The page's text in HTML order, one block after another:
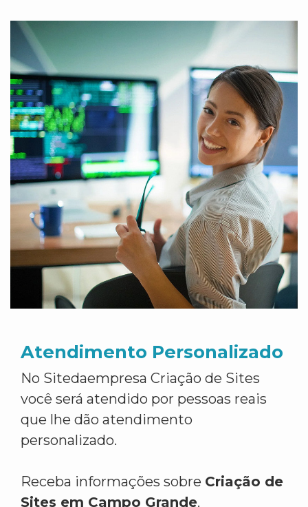
Atendimento Personalizado
No Sitedaempresa Criação de Sites
você será atendido por pessoas reais
que lhe dão atendimento
personalizado.
Receba informações sobre Criação de
Sites em Campo Grande.